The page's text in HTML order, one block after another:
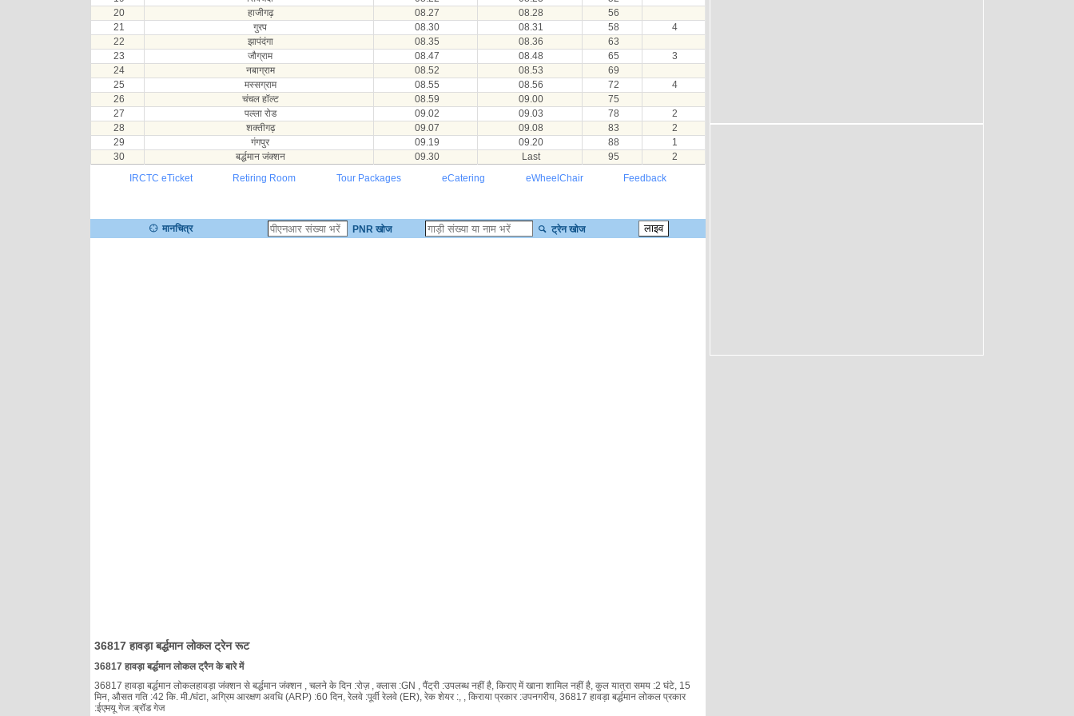
20
हाजीगढ़ 08.27 08.28
56
21
गुरप 08.30 08.31 58
4
22
झापंदंगा 08.35 08.36
63
23
जौग्राम 08.47 08.48 65
3
24
नबाग्राम 08.52 08.53
69
25
मस्सग्राम 08.55 08.56 72
4
26
चंचल हॉल्ट 08.59 09.00
75
27
पल्ला रोड 09.02 09.03 78
2
28
शक्तीगढ़ 09.07 09.08 83
2
29
गंगपुर 09.19 09.20 88
1
30
बर्द्धमान जंक्शन 09.30 Last 95
2
IRCTC eTicket
Retiring Room Tour Packages eCatering eWheelChair Feedback
मानचित्र PNR खोज ट्रेन खोज
36817 हावड़ा बर्द्धमान लोकल ट्रेन रूट
36817 हावड़ा बर्द्धमान लोकल ट्रैन के बारे में
36817 हावड़ा बर्द्धमान लोकलहावड़ा जंक्शन से बर्द्धमान जंक्शन , चलने के दिन :रोज़ , क्लास :GN , पैंट्री :उपलब्ध नहीं है, किराए में खाना शामिल नहीं है, कुल यात्रा समय :2 घंटे, 15
मिन, औसत गति :42 कि. मी./घंटा, अग्रिम आरक्षण अवधि (ARP) :60 दिन, रेलवे :पूर्वी रेलवे (ER), रेक शेयर : , , किराया प्रकार :उपनगरीय, 36817 हावड़ा बर्द्धमान लोकल प्रकार
:ईएमयू गेज :ब्रॉड गेज